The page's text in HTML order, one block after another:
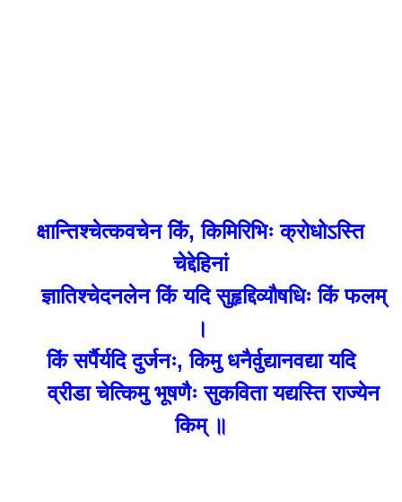
क्षान्तिश्चेत्कवचेन किं, किमिरिभिः क्रोधोऽस्ति
चेद्देहिनां
ज्ञातिश्चेदनलेन किं यदि सुहृद्दिव्यौषधिः किं फलम्
।
किं सर्पैर्यदि दुर्जनः, किमु धनैर्वुद्यानवद्या यदि
व्रीडा चेत्किमु भूषणैः सुकविता यद्यस्ति राज्येन
किम् ॥